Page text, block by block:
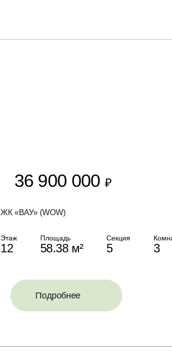
36 900 000 ₽
ЖК «ВАУ» (WOW)
Этаж
12
Площадь
58.38 м²
Секция
5 3
Подробнее